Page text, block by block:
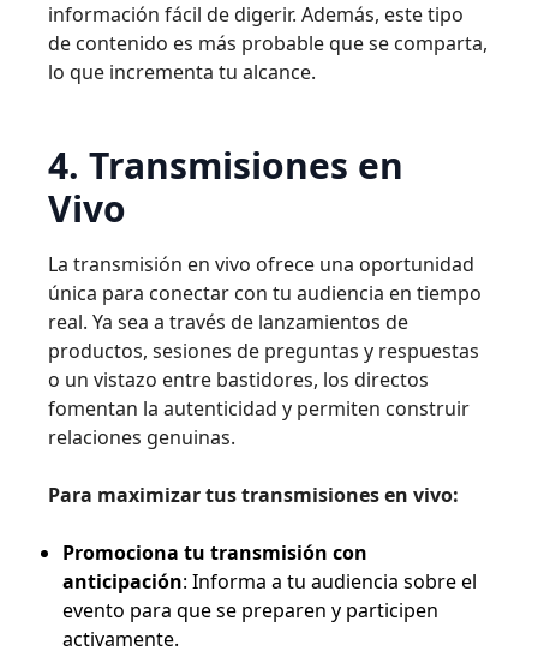
información fácil de digerir. Además, este tipo
de contenido es más probable que se comparta,
lo que incrementa tu alcance.
4. Transmisiones en
Vivo
La transmisión en vivo ofrece una oportunidad
única para conectar con tu audiencia en tiempo
real. Ya sea a través de lanzamientos de
productos, sesiones de preguntas y respuestas
o un vistazo entre bastidores, los directos
fomentan la autenticidad y permiten construir
relaciones genuinas.
Para maximizar tus transmisiones en vivo:
Promociona tu transmisión con
anticipación: Informa a tu audiencia sobre el
evento para que se preparen y participen
activamente.